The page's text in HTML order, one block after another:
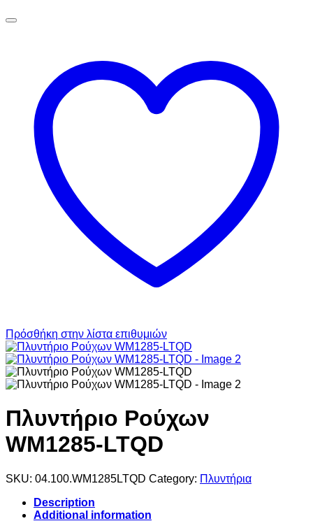
Πρόσθήκη στην λίστα επιθυμιών
Πλυντήριο Ρούχων
WM1285-LTQD
SKU: 04.100.WM1285LTQD Category: Πλυντήρια
Description
Additional information